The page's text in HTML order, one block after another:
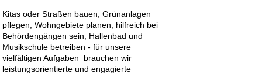
Kitas oder Straßen bauen, Grünanlagen
pflegen, Wohngebiete planen, hilfreich bei
Behördengängen sein, Hallenbad und
Musikschule betreiben - für unsere
vielfältigen Aufgaben brauchen wir
leistungsorientierte und engagierte